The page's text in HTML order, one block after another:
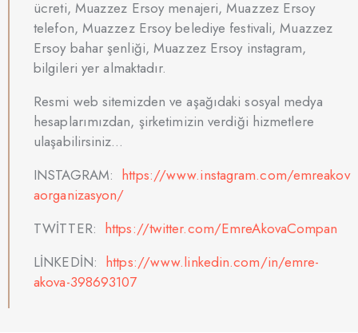
ücreti, Muazzez Ersoy menajeri, Muazzez Ersoy
telefon, Muazzez Ersoy belediye festivali, Muazzez
Ersoy bahar şenliği, Muazzez Ersoy instagram,
bilgileri yer almaktadır.
Resmi web sitemizden ve aşağıdaki sosyal medya
hesaplarımızdan, şirketimizin verdiği hizmetlere
ulaşabilirsiniz…
INSTAGRAM: https://www.instagram.com/emreakov
aorganizasyon/
TWİTTER: https://twitter.com/EmreAkovaCompan
LİNKEDİN: https://www.linkedin.com/in/emre-
akova-398693107